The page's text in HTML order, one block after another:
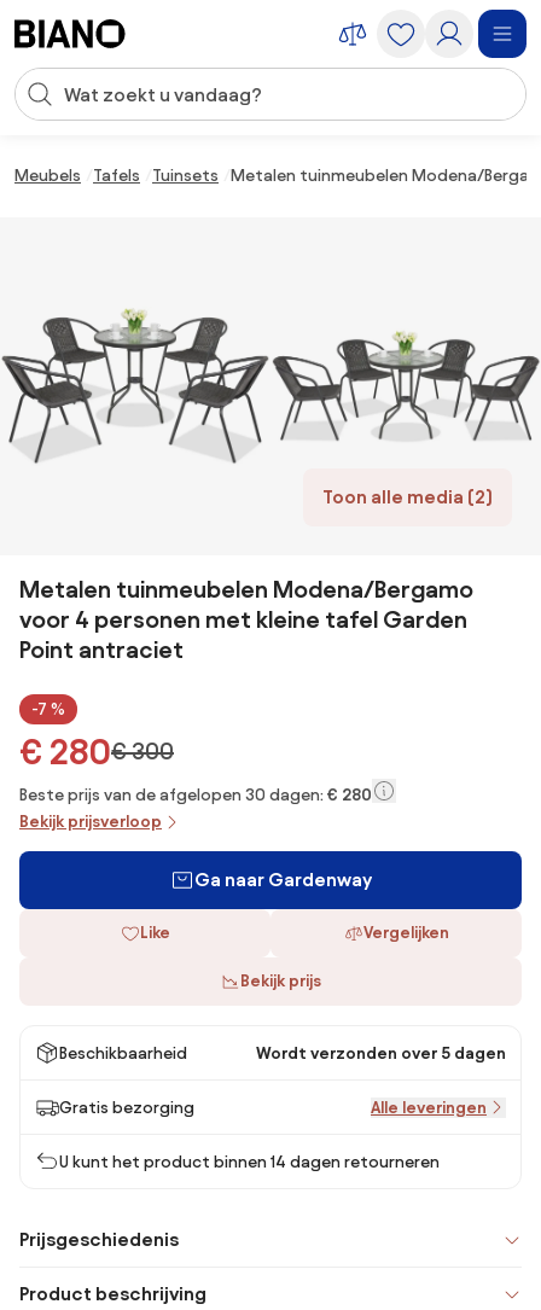
Zoekopdracht invoeren
Meubels Tafels Tuinsets Metalen tuinmeubelen Modena/
Toon alle media (2)
Metalen tuinmeubelen Modena/Bergamo
voor 4 personen met kleine tafel Garden
Point antraciet
-7 %
€ 280€ 300
Beste prijs van de afgelopen 30 dagen: € 280
Bekijk prijsverloop
Ga naar Gardenway
Like Vergelijken
Bekijk prijs
Beschikbaarheid Wordt verzonden over 5 dagen
Gratis bezorging Alle leveringen
U kunt het product binnen 14 dagen retourneren
Prijsgeschiedenis
Product beschrijving